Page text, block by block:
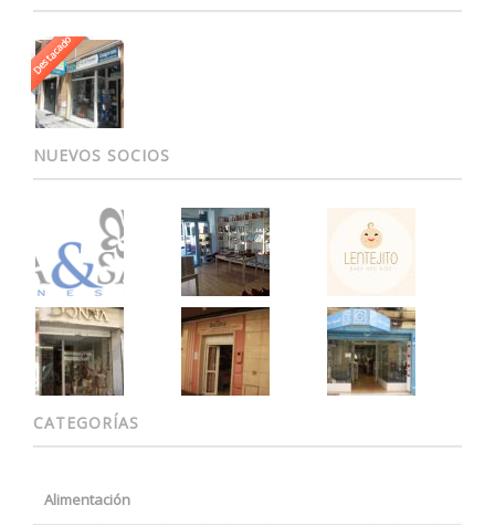
Destacado
NUEVOS SOCIOS
CATEGORÍAS
Alimentación